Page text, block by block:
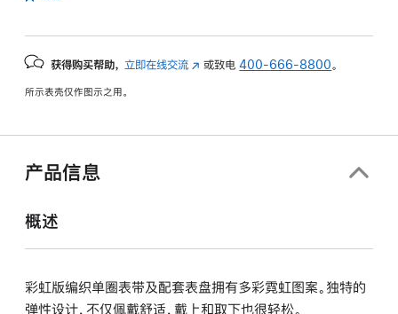
获得购买帮助， 立即在线交流 (在
中
或致电400-666-8800 。
所示表壳仅作图示之用。
产品信息
概述
彩虹版编织单圈表带及配套表盘拥有多彩霓虹图案。独特的
弹性设计，不仅佩戴舒适，戴上和取下也很轻松。